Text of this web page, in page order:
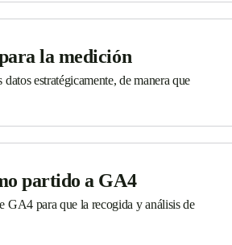
la medición
estratégicamente, de manera que
partido a GA4
GA4 para que la recogida y análisis de